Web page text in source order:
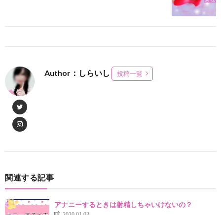
Author：しらいし 投稿一覧
関連する記事
アナニーするときは射精しちゃいけないの？